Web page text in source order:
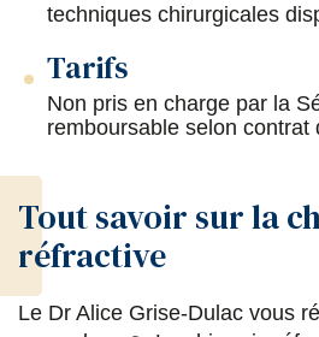
techniques chirurgicales
Tarifs
Non pris en charge par la
remboursable selon contrat
Tout savoir sur la
réfractive
Le Dr Alice Grise-Dulac vous